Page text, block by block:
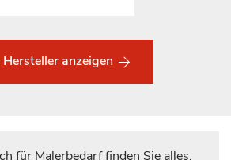
anzeigen
für Malerbedarf finden Sie alles,